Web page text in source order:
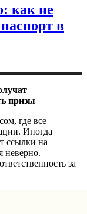
как не
в
призы
где все
Иногда
ссылки на
неверно.
за